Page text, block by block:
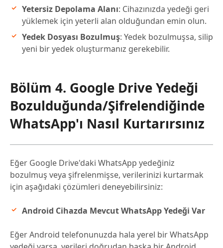
Yetersiz Depolama Alanı: Cihazınızda yedeği geri
yüklemek için yeterli alan olduğundan emin olun.
Yedek Dosyası Bozulmuş: Yedek bozulmuşsa, silip
yeni bir yedek oluşturmanız gerekebilir.
Bölüm 4. Google Drive Yedeği
Bozulduğunda/Şifrelendiğinde
WhatsApp'ı Nasıl Kurtarırsınız
Eğer Google Drive'daki WhatsApp yedeğiniz
bozulmuş veya şifrelenmişse, verilerinizi kurtarmak
için aşağıdaki çözümleri deneyebilirsiniz:
Android Cihazda Mevcut WhatsApp Yedeği Var
Eğer Android telefonunuzda hala yerel bir WhatsApp